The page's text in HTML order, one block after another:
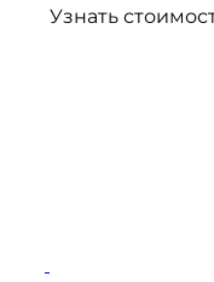
Узнать